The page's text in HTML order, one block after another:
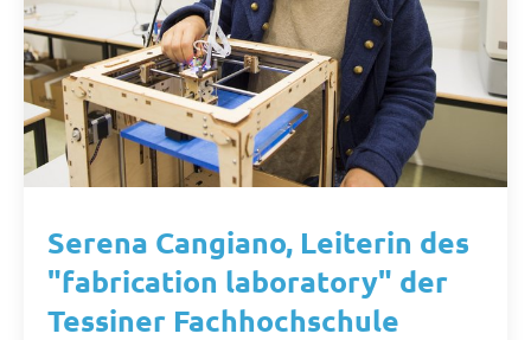
Serena Cangiano, Leiterin des
"fabrication laboratory" der
Tessiner Fachhochschule